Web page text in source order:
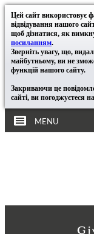
Цей сайт використовує
відвідування нашого
щоб дізнатися, як
посиланням.
Зверніть увагу, що,
майбутньому, ви не
функцій нашого сайту.
Закриваючи це
сайті, ви погоджуєтеся
MENU